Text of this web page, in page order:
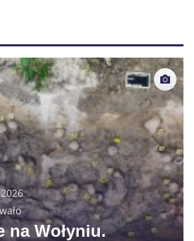
na Wołyniu.